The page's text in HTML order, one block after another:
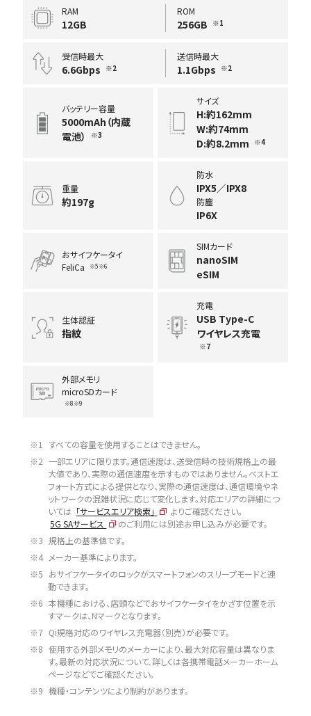
RAM
12GB
ROM
256GB ※1
受信時最大
6.6Gbps ※2
送信時最大
1.1Gbps ※2
バッテリー容量
5000mAh（内蔵
電池）
※3
サイズ
H:約162mm
W:約74mm
D:約8.2mm
※4
重量
約197g
防水
IPX5／IPX8
防塵
IP6X
おサイフケータイ
FeliCa
※5※6
SIMカード
nanoSIM
eSIM
生体認証
指紋
充電
USB Type-C
ワイヤレス充電
※7
外部メモリ
microSDカード
※8※9
※1
すべての容量を使用することはできません。
※2 一部エリアに限ります。通信速度は、送受信時の技術規格上の最
大値であり、実際の通信速度を示すものではありません。ベストエ
フォート方式による提供となり、実際の通信速度は、通信環境やネ
ットワークの混雑状況に応じて変化します。対応エリアの詳細につ
いては 「サービスエリア検索」
よりご確認ください。
5G SAサービス
のご利用には別途お申し込みが必要です。
※3 規格上の基準値です。
※4 メーカー基準によります。
※5 おサイフケータイのロックがスマートフォンのスリープモードと連
動できます。
※6 本機種における、店頭などでおサイフケータイをかざす位置を示
すマークは、Nマークとなります。
※7 Qi規格対応のワイヤレス充電器（別売）が必要です。
※8 使用する外部メモリのメーカーにより、最大対応容量は異なりま
す。最新の対応状況について、詳しくは各携帯電話メーカーホーム
ページなどでご確認ください。
※9 機種・コンテンツにより制約があります。